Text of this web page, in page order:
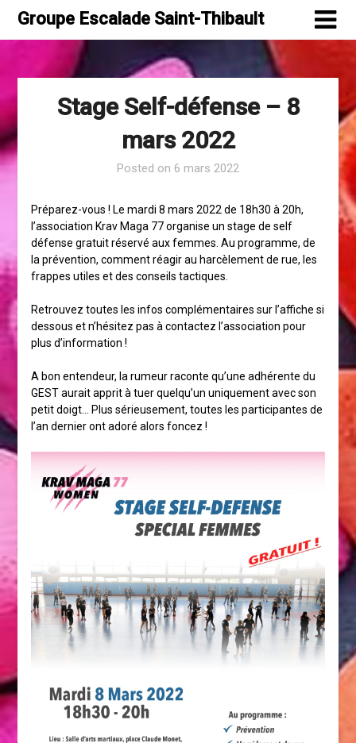
SkipGroupe Escalade Saint-Thibault
Stage Self-défense – 8
mars 2022
Posted on 6 mars 2022
Préparez-vous ! Le mardi 8 mars 2022 de 18h30 à 20h,
l’association Krav Maga 77 organise un stage de self
défense gratuit réservé aux femmes. Au programme, de
la prévention, comment réagir au harcèlement de rue, les
frappes utiles et des conseils tactiques.
Retrouvez toutes les infos complémentaires sur l’affiche si
dessous et n’hésitez pas à contactez l’association pour
plus d’information !
A bon entendeur, la rumeur raconte qu’une adhérente du
GEST aurait apprit à tuer quelqu’un uniquement avec son
petit doigt… Plus sérieusement, toutes les participantes de
l’an dernier ont adoré alors foncez !